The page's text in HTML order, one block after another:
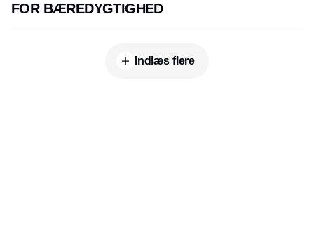
FOR BÆREDYGTIGHED
Indlæs flere